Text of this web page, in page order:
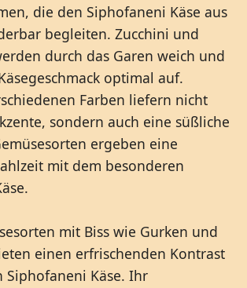
die den Siphofaneni Käse aus
begleiten. Zucchini und
durch das Garen weich und
optimal auf.
Farben liefern nicht
sondern auch eine süßliche
ergeben eine
mit dem besonderen
mit Biss wie Gurken und
einen erfrischenden Kontrast
Siphofaneni Käse. Ihr